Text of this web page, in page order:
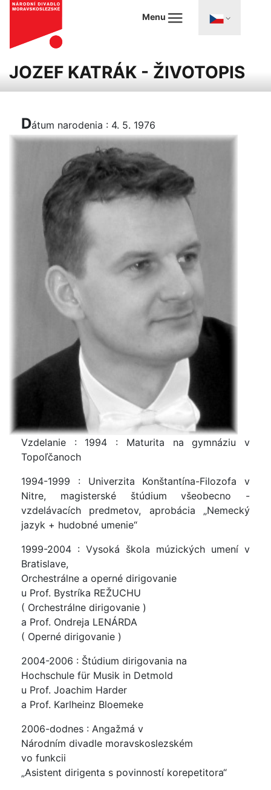
Menu
JOZEF KATRÁK - ŽIVOTOPIS
Dátum narodenia : 4. 5. 1976
Vzdelanie : 1994 : Maturita na gymnáziu v
Topoľčanoch
1994-1999 : Univerzita Konštantína-Filozofa v
Nitre, magisterské štúdium všeobecno -
vzdelávacích predmetov, aprobácia „Nemecký
jazyk + hudobné umenie“
1999-2004 : Vysoká škola múzických umení v
Bratislave,
Orchestrálne a operné dirigovanie
u Prof. Bystríka REŽUCHU
( Orchestrálne dirigovanie )
a Prof. Ondreja LENÁRDA
( Operné dirigovanie )
2004-2006 : Štúdium dirigovania na
Hochschule für Musik in Detmold
u Prof. Joachim Harder
a Prof. Karlheinz Bloemeke
2006-dodnes : Angažmá v
Národním divadle moravskoslezském
vo funkcii
„Asistent dirigenta s povinností korepetitora“